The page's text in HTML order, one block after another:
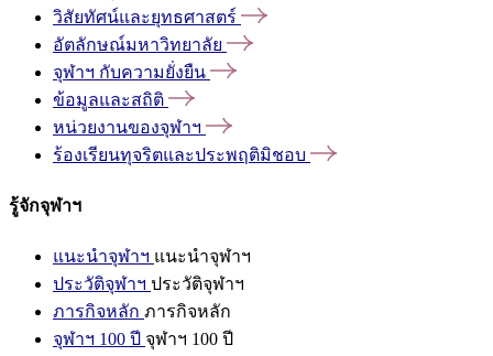
วิสัยทัศน์และยุทธศาสตร์
อัตลักษณ์มหาวิทยาลัย
จุฬาฯ กับความยั่งยืน
ข้อมูลและสถิติ
หน่วยงานของจุฬาฯ
ร้องเรียนทุจริตและประพฤติมิชอบ
รู้จักจุฬาฯ
แนะนำจุฬาฯ แนะนำจุฬาฯ
ประวัติจุฬาฯ ประวัติจุฬาฯ
ภารกิจหลัก ภารกิจหลัก
จุฬาฯ 100 ปี จุฬาฯ 100 ปี